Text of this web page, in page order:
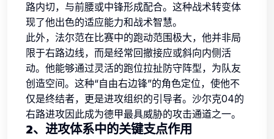
路内切，与前腰或中锋形成配合。这种战术转变体
现了他出色的适应能力和战术智慧。
此外，法尔范在比赛中的跑动范围极大，他并非局
限于右路边线，而是经常回撤接应或斜向内侧活
动。他能够通过灵活的跑位拉扯防守阵型，为队友
创造空间。这种“自由右边锋”的角色定位，使他不
仅是终结者，更是进攻组织的引导者。沙尔克04的
右路进攻因此成为德甲最具威胁的攻击通道之一。
2、进攻体系中的关键支点作用